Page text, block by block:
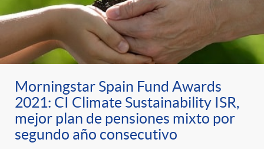
Morningstar Spain Fund Awards
2021: CI Climate Sustainability ISR,
mejor plan de pensiones mixto por
segundo año consecutivo